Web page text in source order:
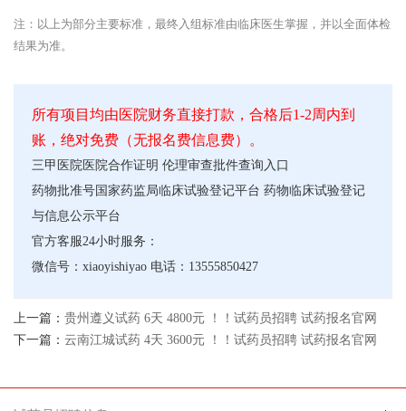
注：以上为部分主要标准，最终入组标准由临床医生掌握，并以全面体检
结果为准。
所有项目均由医院财务直接打款，合格后1-2周内到
账，绝对免费（无报名费信息费）。
三甲医院医院合作证明 伦理审查批件查询入口
药物批准号 国家药监局临床试验登记平台 药物临床试验登记
与信息公示平台
官方客服24小时服务：
微信号：xiaoyishiyao 电话：13555850427
上一篇： 贵州遵义试药 6天 4800元 ！！试药员招聘 试药报名官网
下一篇： 云南江城试药 4天 3600元 ！！试药员招聘 试药报名官网